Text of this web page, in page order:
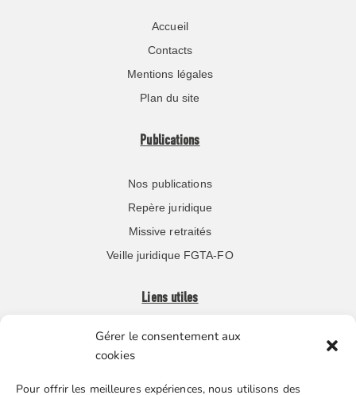
Gérer le consentement aux
cookies
Pour offrir les meilleures expériences, nous utilisons des
Accueil
Contacts
Mentions légales
Plan du site
Publications
Nos publications
Repère juridique
Missive retraités
Veille juridique FGTA-FO
Liens utiles
Boutique en ligne
Nos partenaires